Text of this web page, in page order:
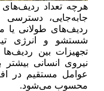
هرچه تعداد
جابه‌جایی،
ردیف‌های طولانی یا
شستشو و انرژی
تجهیزات بین
نیروی انسانی بیشتر
عوامل مستقیم در
محسوب می‌شود.